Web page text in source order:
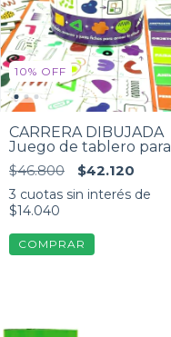
10% OFF
CARRERA DIBUJADA
Juego de tablero para
dibujar
$46.800 $42.120
3 cuotas sin interés de
$14.040